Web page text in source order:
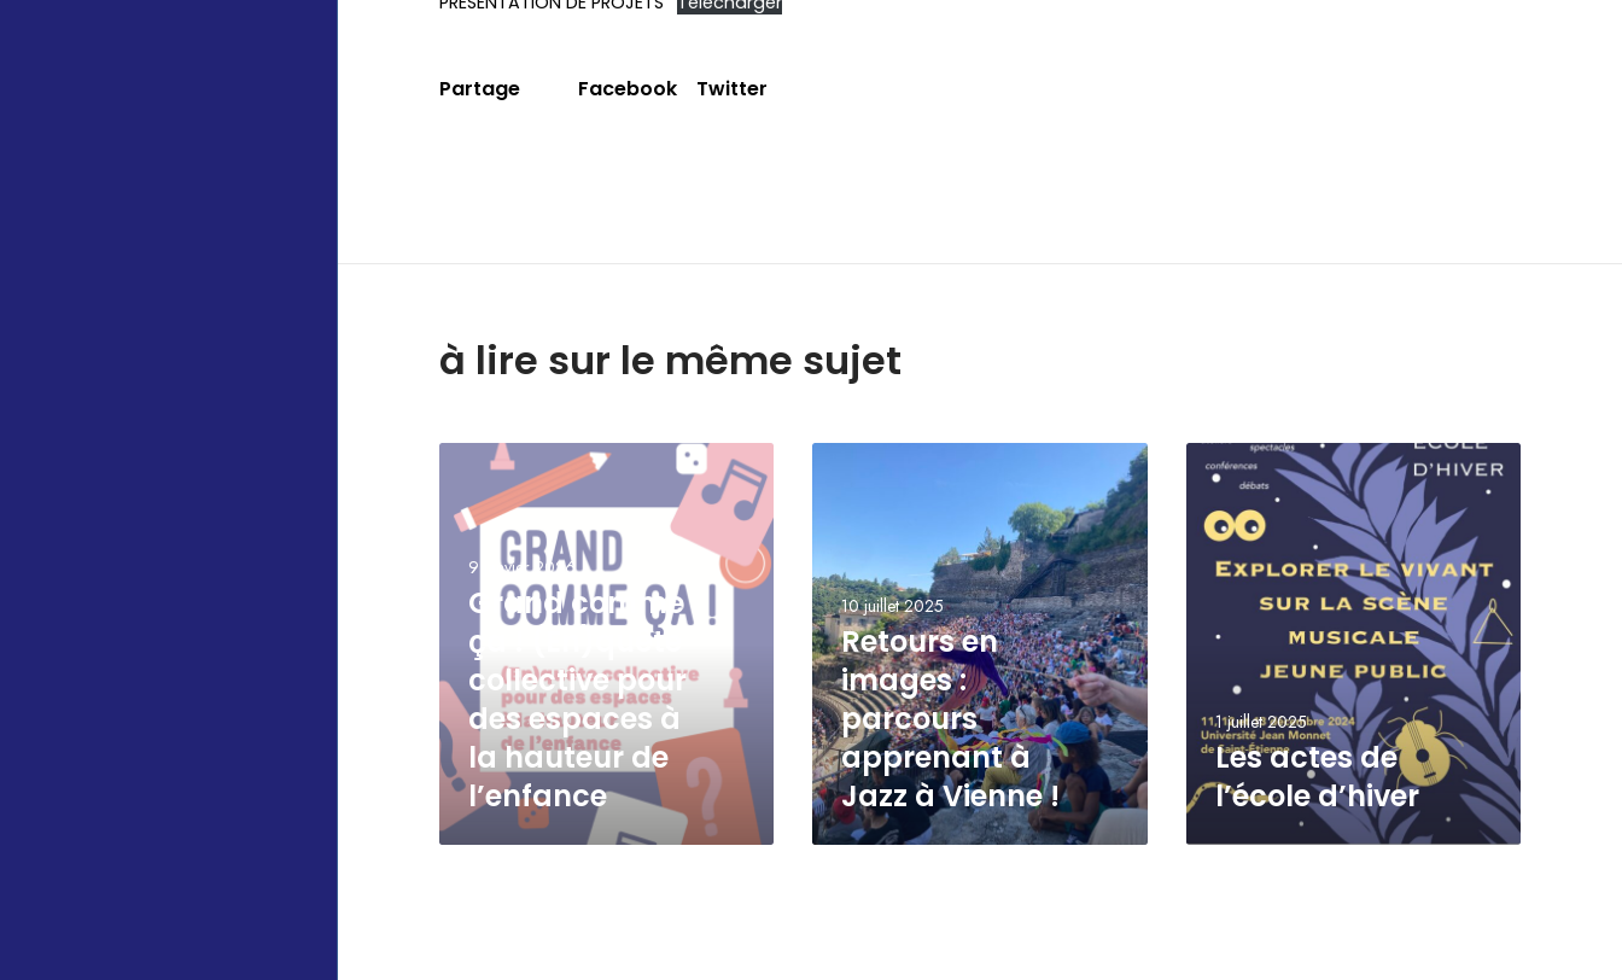
Partage Facebook Twitter
à lire sur le même sujet
9 janvier 2026
Grand comme
ça ! (En)quête
collective pour
des espaces à
la hauteur de
l’enfance
10 juillet 2025
Retours en
images :
parcours
apprenant à
Jazz à Vienne !
1 juillet 2025
Les actes de
l’école d’hiver